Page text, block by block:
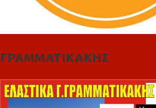
ΓΡΑΜΜΑΤΙΚΑΚΗΣ